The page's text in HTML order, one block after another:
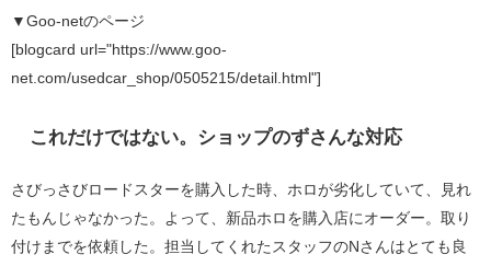
▼Goo-netのページ
[blogcard url="https://www.goo-
net.com/usedcar_shop/0505215/detail.html"]
これだけではない。ショップのずさんな対応
さびっさびロードスターを購入した時、ホロが劣化していて、見れ
たもんじゃなかった。よって、新品ホロを購入店にオーダー。取り
付けまでを依頼した。担当してくれたスタッフのNさんはとても良